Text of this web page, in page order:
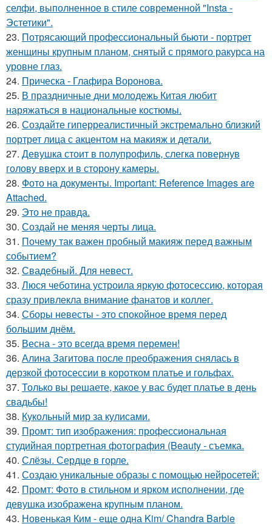
селфи, выполненное в стиле современной "Insta -
Эстетики".
23. Потрясающий профессиональный бьюти - портрет
женщины крупным планом, снятый с прямого ракурса на
уровне глаз.
24. Прическа - Глафира Воронова.
25. В праздничные дни молодежь Китая любит
наряжаться в национальные костюмы.
26. Создайте гиперреалистичный экстремально близкий
портрет лица с акцентом на макияж и детали.
27. Девушка стоит в полупрофиль, слегка повернув
голову вверх и в сторону камеры.
28. Фото на документы. Important: Reference Images are
Attached.
29. Это не правда.
30. Создай не меняя черты лица.
31. Почему так важен пробный макияж перед важным
событием?
32. Свадебный. Для невест.
33. Люся чеботина устроила яркую фотосессию, которая
сразу привлекла внимание фанатов и коллег.
34. Сборы невесты - это спокойное время перед
большим днём.
35. Весна - это всегда время перемен!
36. Алина Загитова после преображения снялась в
дерзкой фотосессии в коротком платье и гольфах.
37. Только вы решаете, какое у вас будет платье в день
свадьбы!
38. Кукольный мир за кулисами.
39. Промт: тип изображения: профессиональная
студийная портретная фотография (Beauty - съемка.
40. Слёзы. Сердце в горле.
41. Создаю уникальные образы с помощью нейросетей:
42. Промт: Фото в стильном и ярком исполнении, где
девушка изображена крупным планом.
43. Новенькая Ким - еще одна Kim/ Chandra Barbie